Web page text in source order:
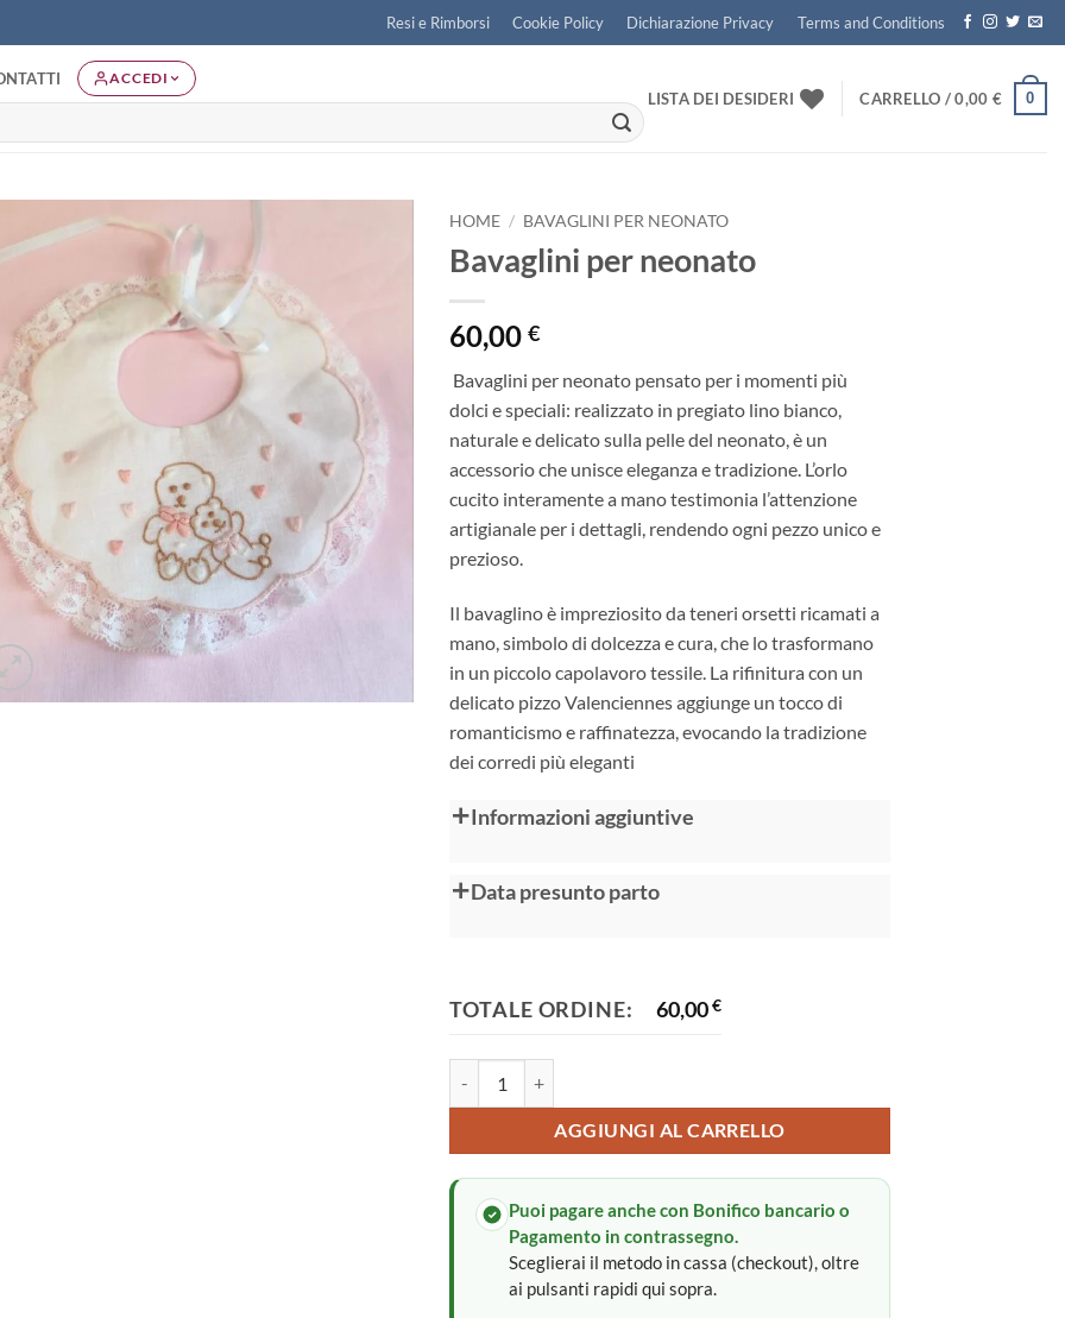
Resi e Rimborsi Cookie Policy Dichiarazione Privacy Terms and Conditions
ACCEDI
LISTA DEI DESIDERI CARRELLO /0,00 € 0
HOME / BAVAGLINI PER NEONATO
Bavaglini per neonato
60,00€
Bavaglini per neonato pensato per i momenti più
dolci e speciali: realizzato in pregiato lino bianco,
naturale e delicato sulla pelle del neonato, è un
accessorio che unisce eleganza e tradizione. L’orlo
cucito interamente a mano testimonia l’attenzione
artigianale per i dettagli, rendendo ogni pezzo unico e
prezioso.
Il bavaglino è impreziosito da teneri orsetti ricamati a
mano, simbolo di dolcezza e cura, che lo trasformano
in un piccolo capolavoro tessile. La rifinitura con un
delicato pizzo Valenciennes aggiunge un tocco di
romanticismo e raffinatezza, evocando la tradizione
dei corredi più eleganti
Informazioni aggiuntive
Data presunto parto
TOTALE ORDINE: 60,00€
AGGIUNGI AL CARRELLO
Alternative:
Puoi pagare anche con Bonifico bancario o
Pagamento in contrassegno.
Sceglierai il metodo in cassa (checkout), oltre
ai pulsanti rapidi qui sopra.